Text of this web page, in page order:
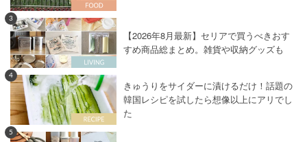
3
【2026年8月最新】セリアで買うべきおす
すめ商品総まとめ。雑貨や収納グッズも
4
きゅうりをサイダーに漬けるだけ！話題の
韓国レシピを試したら想像以上にアリでし
た
5